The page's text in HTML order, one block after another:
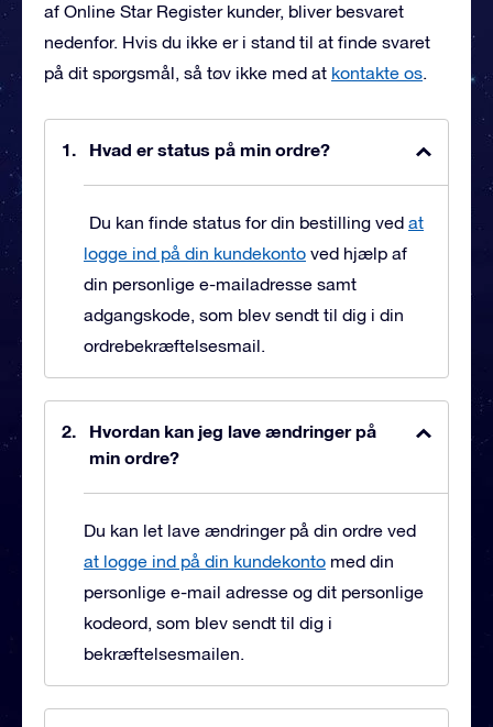
af Online Star Register kunder, bliver besvaret
nedenfor. Hvis du ikke er i stand til at finde svaret
på dit spørgsmål, så tøv ikke med at kontakte os.
Hvad er status på min ordre?
Du kan finde status for din bestilling ved at
logge ind på din kundekonto ved hjælp af
din personlige e-mailadresse samt
adgangskode, som blev sendt til dig i din
ordrebekræftelsesmail.
Hvordan kan jeg lave ændringer på
min ordre?
Du kan let lave ændringer på din ordre ved
at logge ind på din kundekonto med din
personlige e-mail adresse og dit personlige
kodeord, som blev sendt til dig i
bekræftelsesmailen.